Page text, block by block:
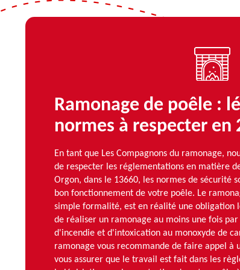
Ramonage de poêle :
normes à respecter en
En tant que Les Compagnons du ramonage,
de respecter les réglementations en matière
Orgon, dans le 13660, les normes de sécurité
bon fonctionnement de votre poêle. Le
simple formalité, est en réalité une obligation
de réaliser un ramonage au moins une fois
d'incendie et d'intoxication au monoxyde de
ramonage vous recommande de faire appel à
vous assurer que le travail est fait dans les